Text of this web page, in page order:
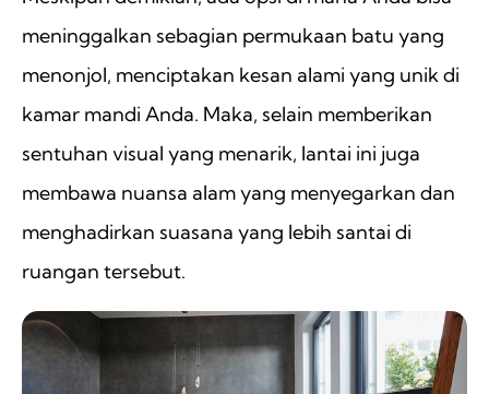
meninggalkan sebagian permukaan batu yang
menonjol, menciptakan kesan alami yang unik di
kamar mandi Anda. Maka, selain memberikan
sentuhan visual yang menarik, lantai ini juga
membawa nuansa alam yang menyegarkan dan
menghadirkan suasana yang lebih santai di
ruangan tersebut.